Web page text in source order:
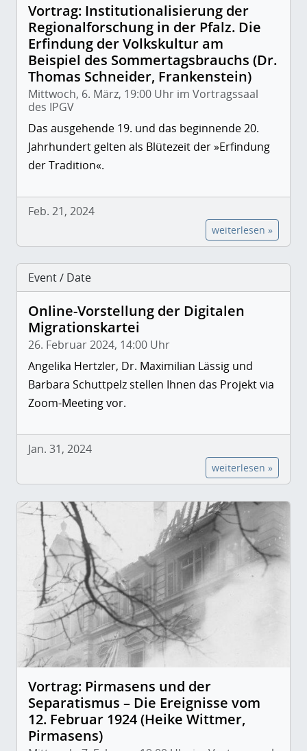
Vortrag: Institutionalisierung der
Regionalforschung in der Pfalz. Die
Erfindung der Volkskultur am
Beispiel des Sommertagsbrauchs (Dr.
Thomas Schneider, Frankenstein)
Mittwoch, 6. März, 19:00 Uhr im Vortragssaal
des IPGV
Das ausgehende 19. und das beginnende 20.
Jahrhundert gelten als Blütezeit der »Erfindung
der Tradition«.
Feb. 21, 2024
weiterlesen »
Event / Date
Online-Vorstellung der Digitalen
Migrationskartei
26. Februar 2024, 14:00 Uhr
Angelika Hertzler, Dr. Maximilian Lässig und
Barbara Schuttpelz stellen Ihnen das Projekt via
Zoom-Meeting vor.
Jan. 31, 2024
weiterlesen »
Vortrag: Pirmasens und der
Separatismus – Die Ereignisse vom
12. Februar 1924 (Heike Wittmer,
Pirmasens)